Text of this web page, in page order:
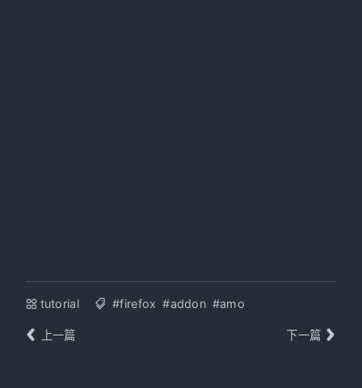
tutorial #firefox #addon #amo
上一篇 下一篇